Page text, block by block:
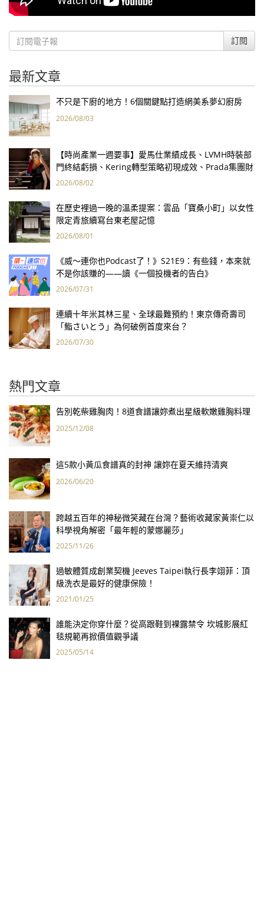
訂閱
最新文章
不只是下廚的地方！6個關鍵點打造網美系夢幻廚房
2026/08/03
【時尚產業一週要事】愛馬仕業績成長、LVMH時裝部
門終結虧損、Kering轉型策略初現成效、Prada集團財
報亮眼
2026/08/02
在歷史裡過一晚的溫柔提案：雲品「寶桑小町」以女性
限定青旅續寫台東老屋記憶
2026/08/01
《威～連你也Podcast了！》S21E9：有些錢，本來就
不是你該賺的——讀《一個投機者的告白》
2026/07/31
連續十年米其林三星、全球最難預約！東京傳奇壽司
「鮨さいとう」為何破例首度來台？
2026/07/30
熱門文章
告別乾柴雞胸肉！8道食譜讓妳煮出星級軟嫩雞胸料理
2025/12/08
這5款小黃瓜食譜真的封神 讓妳在夏天維持清爽
2026/06/20
跨越五百年的神秘微笑藏在台灣？藝術收藏家黃崇仁以
科學視角解密「最年輕的蒙娜麗莎」
2025/11/26
過敏體質成創業契機 Jeeves Taipei執行長李翊菲：頂
級洗衣是最好的健康保險！
2021/01/25
誰能決定你穿什麼？從高跟鞋到裸露禁令 坎城影展紅
毯規範再掀價值觀爭議
2025/05/14